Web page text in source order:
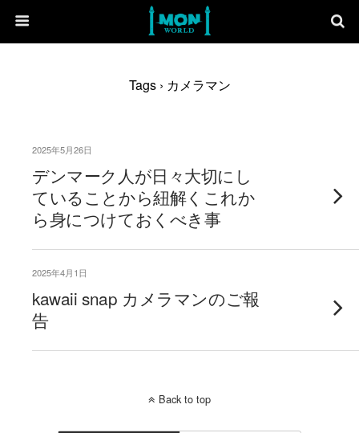
Tags › カメラマン
2025年5月26日
デンマーク人が日々大切にし
ていることから紐解くこれか
ら身につけておくべき事
2025年4月1日
kawaii snap カメラマンのご報
告
Back to top